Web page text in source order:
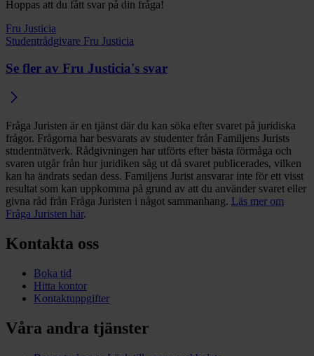
Hoppas att du fått svar på din fråga!
Fru Justicia
Studentrådgivare Fru Justicia
Se fler av Fru Justicia's svar
Fråga Juristen är en tjänst där du kan söka efter svaret på juridiska
frågor. Frågorna har besvarats av studenter från Familjens Jurists
studentnätverk. Rådgivningen har utförts efter bästa förmåga och
svaren utgår från hur juridiken såg ut då svaret publicerades, vilken
kan ha ändrats sedan dess. Familjens Jurist ansvarar inte för ett visst
resultat som kan uppkomma på grund av att du använder svaret eller
givna råd från Fråga Juristen i något sammanhang. Läs mer om
Fråga Juristen här.
Kontakta oss
Boka tid
Hitta kontor
Kontaktuppgifter
Våra andra tjänster